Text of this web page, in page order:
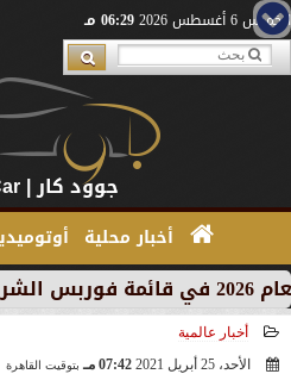
الخميس 6 أغسطس 2026 06:29 مـ
جوود كار | Goud Car
أخبار محلية
أخبار عالمية
الأحد، 25 أبريل 2021
07:42 مـ بتوقيت القاهرة